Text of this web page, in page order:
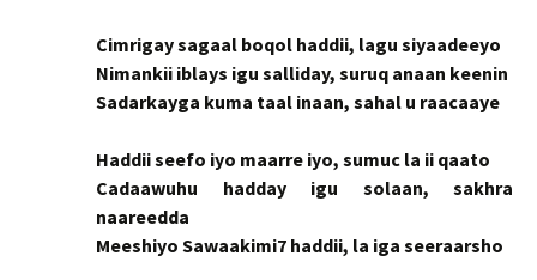
Cimrigay sagaal boqol haddii, lagu siyaadeeyo
Nimankii iblays igu salliday, suruq anaan keenin
Sadarkayga kuma taal inaan, sahal u raacaaye
Haddii seefo iyo maarre iyo, sumuc la ii qaato
Cadaawuhu hadday igu solaan, sakhra
naareedda
Meeshiyo Sawaakimi7 haddii, la iga seeraarsho